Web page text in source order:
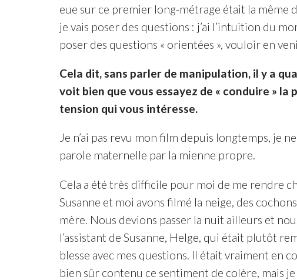
eue sur ce premier long-métrage était la même
je vais poser des questions : j’ai l’intuition du
poser des questions « orientées », vouloir en
Cela dit, sans parler de manipulation, il y a
voit bien que vous essayez de « conduire »
tension qui vous intéresse.
Je n’ai pas revu mon film depuis longtemps, je
parole maternelle par la mienne propre.
Cela a été très difficile pour moi de me rendre
Susanne et moi avons filmé la neige, des
mère. Nous devions passer la nuit ailleurs et
l’assistant de Susanne, Helge, qui était plutôt
blesse avec mes questions. Il était vraiment en
bien sûr contenu ce sentiment de colère, mais